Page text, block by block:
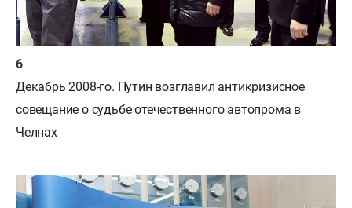
Декабрь 2008-го. Путин возглавил антикризисное
совещание о судьбе отечественного автопрома в
Челнах